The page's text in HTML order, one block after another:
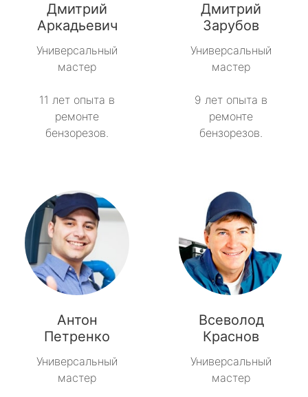
Дмитрий
Аркадьевич
Универсальный
мастер
11 лет опыта в
ремонте
бензорезов.
Дмитрий
Зарубов
Универсальный
мастер
9 лет опыта в
ремонте
бензорезов.
Антон
Петренко
Универсальный
мастер
Всеволод
Краснов
Универсальный
мастер